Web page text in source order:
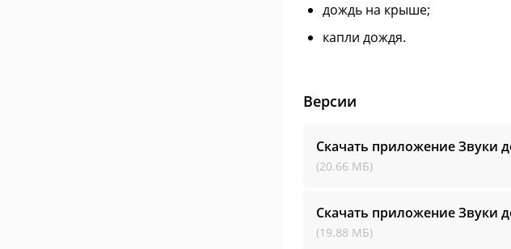
дождь на крыше;
капли дождя.
Версии
Скачать приложение Звуки
(20.66 МБ)
Скачать приложение Звуки
(19.88 МБ)